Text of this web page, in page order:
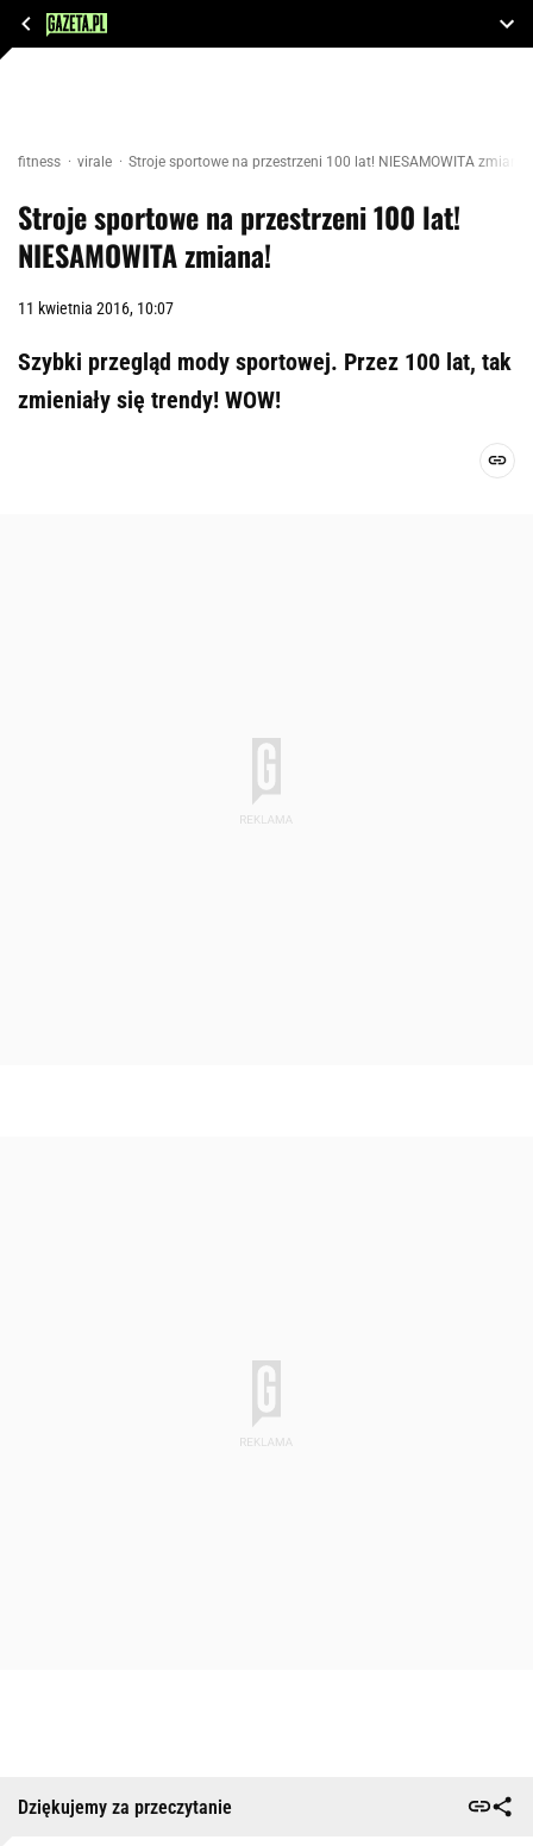
fitness virale Stroje sportowe na przestrzeni 100 lat! NIESAMOWITA zmiana!
Stroje sportowe na przestrzeni 100 lat!
NIESAMOWITA zmiana!
11 kwietnia 2016, 10:07
Szybki przegląd mody sportowej. Przez 100 lat, tak
zmieniały się trendy! WOW!
Dziękujemy za przeczytanie